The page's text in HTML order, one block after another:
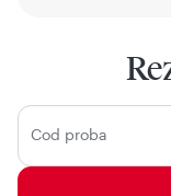
Cod proba